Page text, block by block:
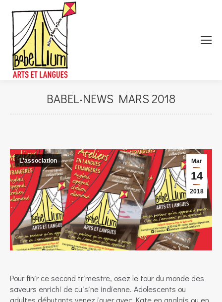
BABEL-NEWS MARS 2018
Mar
14
2018
L'association
Pour finir ce second trimestre, osez le tour du monde des
saveurs enrichi de cuisine indienne. Adolescents ou
adultes débutants venez jouer avec Kate en anglais ou en